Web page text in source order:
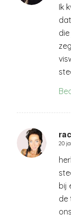
Ik
20
bij
de